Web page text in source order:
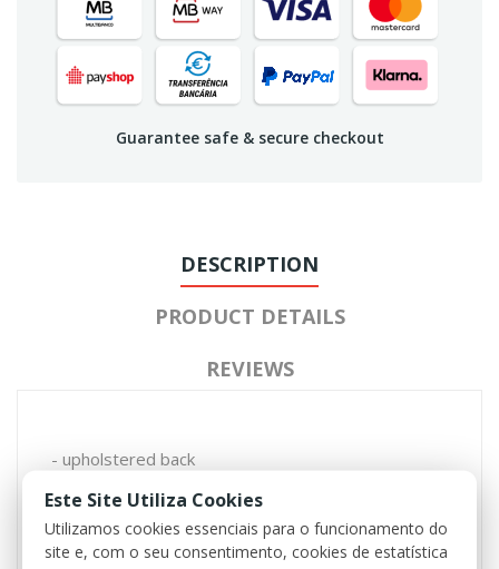
Guarantee safe & secure checkout
DESCRIPTION
PRODUCT DETAILS
REVIEWS
- upholstered back
ca. 5cm wide, adjustable in length
- eyelets for additional material to fix
- adjustable belly strap in length with quick fastener
Este Site Utiliza Cookies
Utilizamos cookies essenciais para o funcionamento do
site e, com o seu consentimento, cookies de estatística